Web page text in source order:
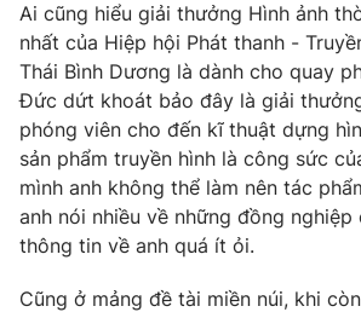
Ai cũng hiểu giải thưởng Hình ảnh
nhất của Hiệp hội Phát thanh -
Thái Bình Dương là dành cho quay
Đức dứt khoát bảo đây là giải
phóng viên cho đến kĩ thuật dựng
sản phẩm truyền hình là công sức
mình anh không thể làm nên tác
anh nói nhiều về những đồng nghiệp
thông tin về anh quá ít ỏi.
Cũng ở mảng đề tài miền núi, khi